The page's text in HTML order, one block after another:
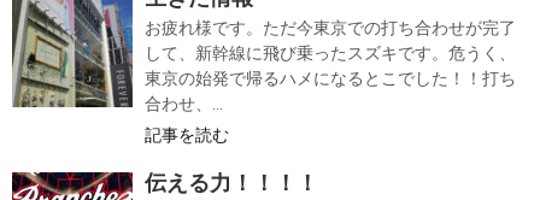
お疲れ様です。ただ今東京での打ち合わせが完了
して、新幹線に飛び乗ったスズキです。危うく、
東京の始発で帰るハメになるとこでした！！打ち
合わせ、...
記事を読む
伝える力！！！！